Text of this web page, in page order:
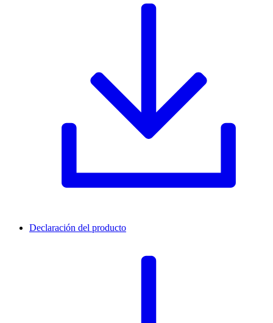
Declaración del producto